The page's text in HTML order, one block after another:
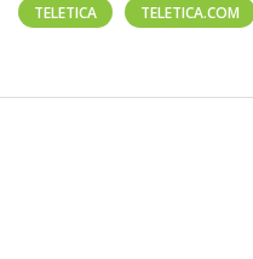
TELETICA TELETICA.COM